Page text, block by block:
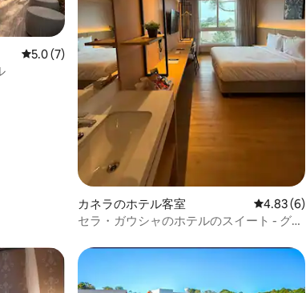
レビュー7件、5つ星中5.0つ星の平均評価
5.0 (7)
カネラのホテル客室 レビュー
4.83 (6)
セラ・ガウシャのホテルのスイート - グラ